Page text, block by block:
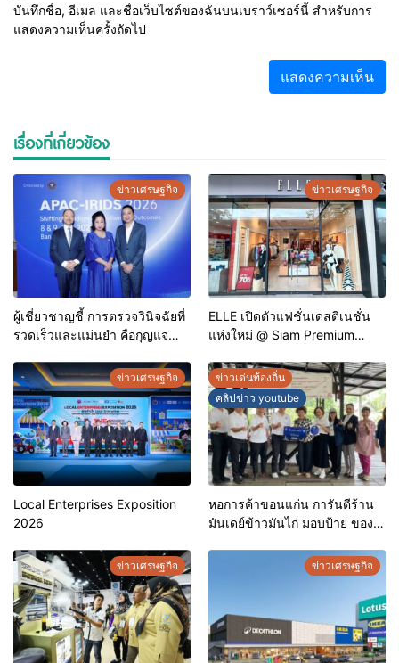
บันทึกชื่อ, อีเมล และชื่อเว็บไซต์ของฉันบนเบราว์เซอร์นี้ สำหรับการ
แสดงความเห็นครั้งถัดไป
เรื่องที่เกี่ยวข้อง
ข่าวเศรษฐกิจ
ผู้เชี่ยวชาญชี้ การตรวจวินิจฉัยที่
รวดเร็วและแม่นยำ คือกุญแจ
ประเทศไทย
ข่าวเศรษฐกิจ
ELLE เปิดตัวแฟชั่นเดสติเนชั่น
แห่งใหม่ @ Siam Premium
ดีลพิเศษลดสูงสุด 70%
ข่าวเศรษฐกิจ
Local Enterprises Exposition
2026
ข่าวเด่นท้องถิ่น
คลิปข่าว youtube
หอการค้าขอนแก่น การันตีร้าน
มันเดย์ข้าวมันไก่ มอบป้าย ของดี
ประกอบการคุณภาพ ยกระดับ
มาตรฐาน สร้างความเชื่อมั่นให้ผู้
ข่าวเศรษฐกิจ ข่าวเศรษฐกิจ